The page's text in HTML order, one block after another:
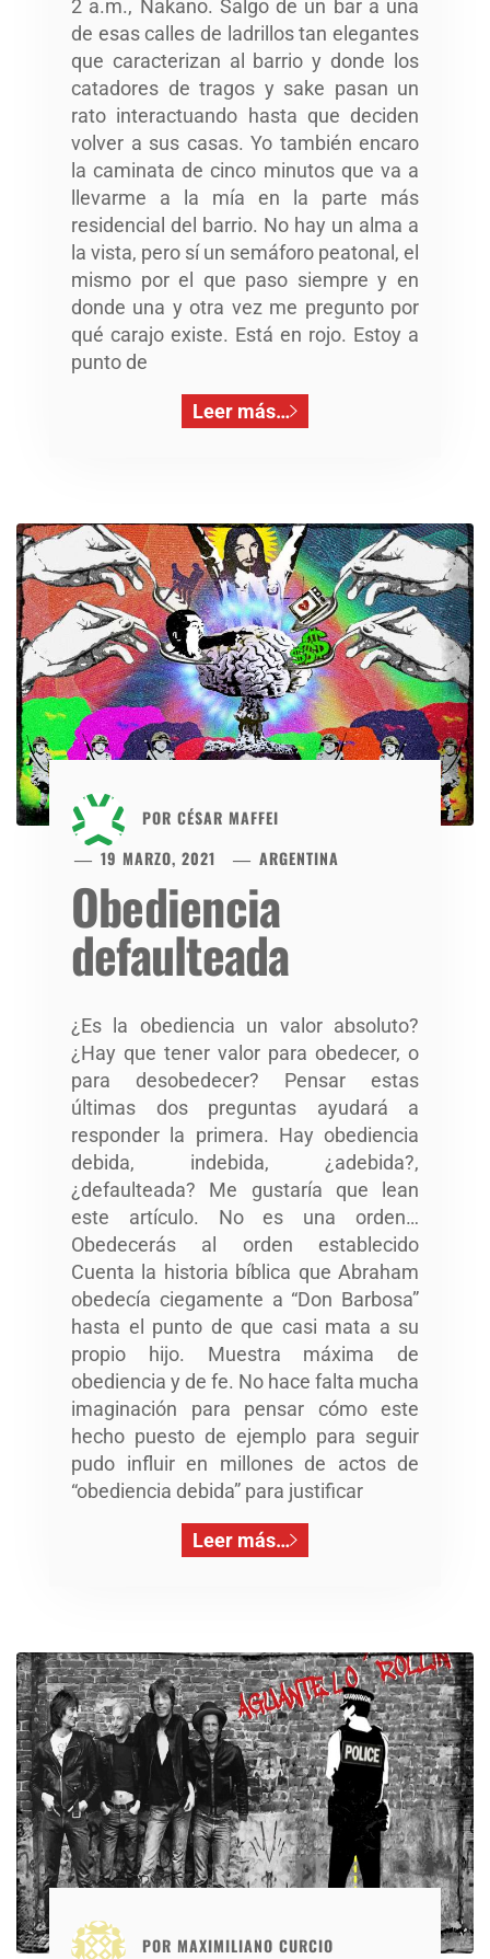
2 a.m., Nakano. Salgo de un bar a una
de esas calles de ladrillos tan elegantes
que caracterizan al barrio y donde los
catadores de tragos y sake pasan un
rato interactuando hasta que deciden
volver a sus casas. Yo también encaro
la caminata de cinco minutos que va a
llevarme a la mía en la parte más
residencial del barrio. No hay un alma a
la vista, pero sí un semáforo peatonal, el
mismo por el que paso siempre y en
donde una y otra vez me pregunto por
qué carajo existe. Está en rojo. Estoy a
punto de
Leer más…
POR CÉSAR MAFFEI
19 MARZO, 2021
ARGENTINA
Obediencia
defaulteada
¿Es la obediencia un valor absoluto?
¿Hay que tener valor para obedecer, o
para desobedecer? Pensar estas
últimas dos preguntas ayudará a
responder la primera. Hay obediencia
debida, indebida, ¿adebida?,
¿defaulteada? Me gustaría que lean
este artículo. No es una orden…
Obedecerás al orden establecido
Cuenta la historia bíblica que Abraham
obedecía ciegamente a “Don Barbosa”
hasta el punto de que casi mata a su
propio hijo. Muestra máxima de
obediencia y de fe. No hace falta mucha
imaginación para pensar cómo este
hecho puesto de ejemplo para seguir
pudo influir en millones de actos de
“obediencia debida” para justificar
Leer más…
POR MAXIMILIANO CURCIO